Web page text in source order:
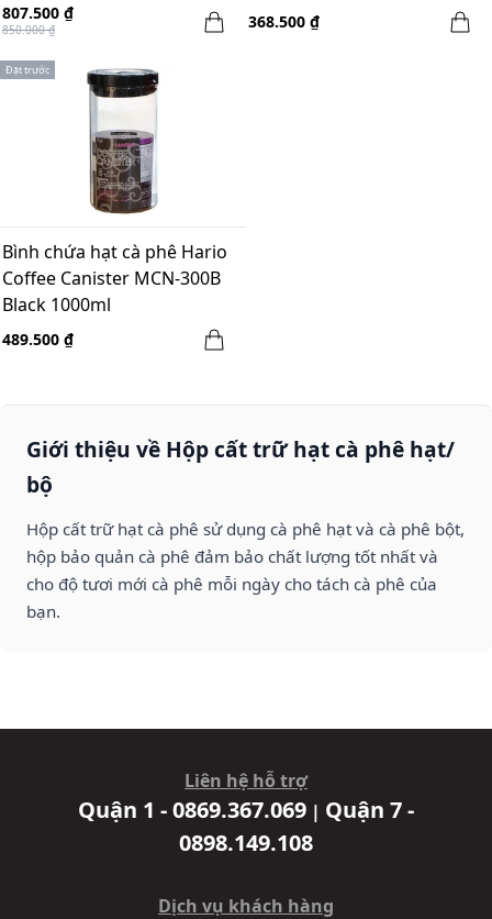
807.500 ₫
850.000 ₫ 368.500 ₫
Đặt trước
Bình chứa hạt cà phê Hario
Coffee Canister MCN-300B
Black 1000ml
489.500 ₫
Giới thiệu về Hộp cất trữ hạt cà phê hạt/
bộ
Hộp cất trữ hạt cà phê sử dụng cà phê hạt và cà phê bột,
hộp bảo quản cà phê đảm bảo chất lượng tốt nhất và
cho độ tươi mới cà phê mỗi ngày cho tách cà phê của
bạn.
Liên hệ hỗ trợ
Quận 1 - 0869.367.069 | Quận 7 -
0898.149.108
Dịch vụ khách hàng